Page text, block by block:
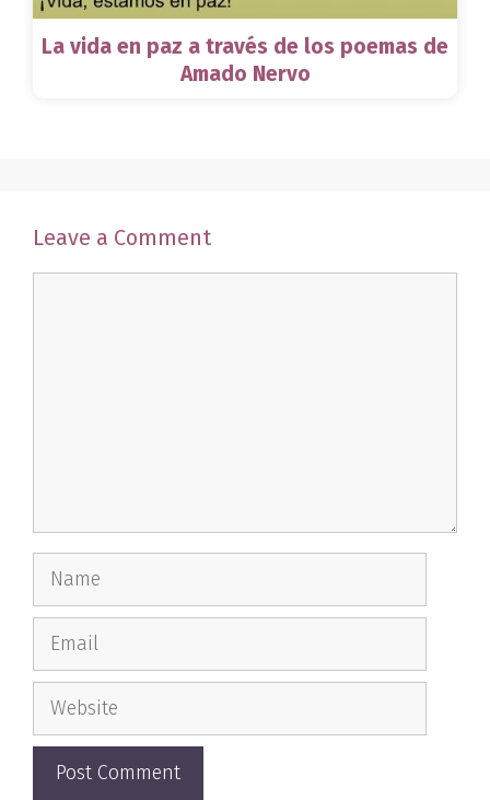
La vida en paz a través de los poemas de
Amado Nervo
Leave a Comment
Name
Email
Website